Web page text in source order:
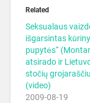
Related
Seksualaus
išgarsintas
pupytės“
atsirado ir
stočių
(video)
2009-08-19